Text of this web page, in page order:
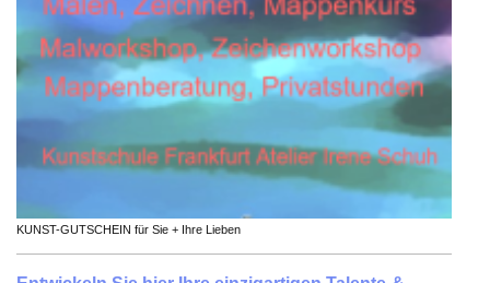
KUNST-GUTSCHEIN für Sie + Ihre Lieben